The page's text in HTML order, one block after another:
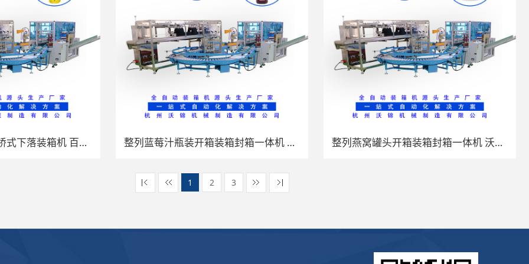
厂家直销全自动过桥式下落装箱机 百香果汁开箱装箱封箱一体机 整列蓝莓汁瓶装开箱装箱封箱一体机 沃锦机械全自动跌落式装箱机 整列燕窝罐头开箱装箱封箱一体机 沃锦机械全自动跌落式装箱机
1 2 3